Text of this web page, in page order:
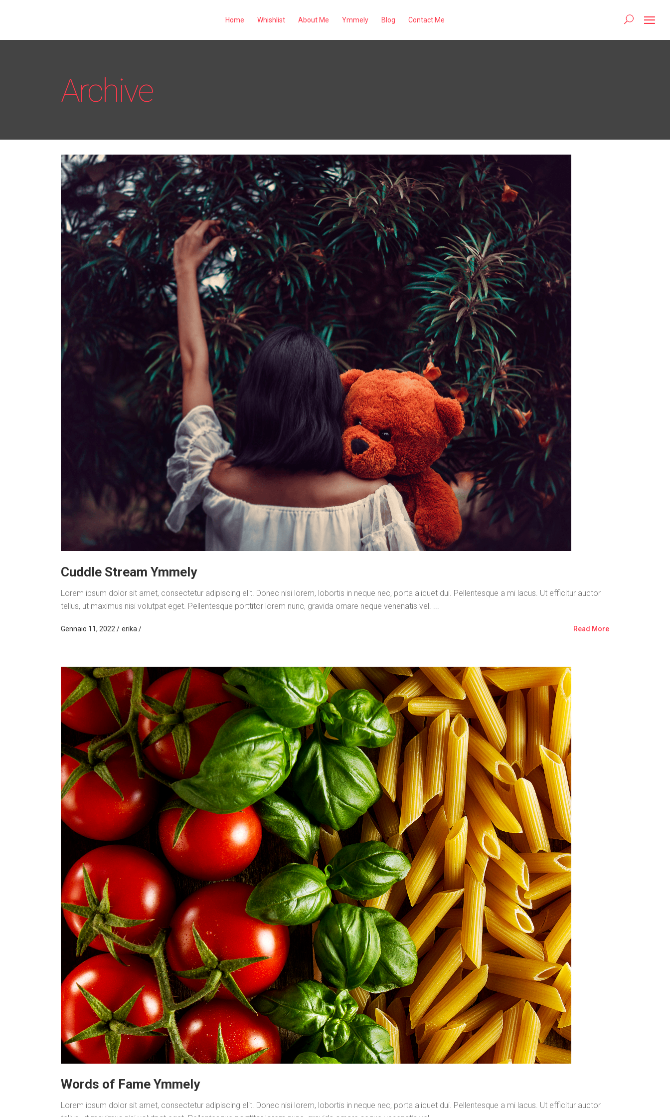
Home Whishlist About Me Ymmely Blog Contact Me
Archive
Cuddle Stream Ymmely
Lorem ipsum dolor sit amet, consectetur adipiscing elit. Donec nisi lorem, lobortis in neque nec, porta aliquet dui. Pellentesque a mi lacus. Ut efficitur auctor
tellus, ut maximus nisi volutpat eget. Pellentesque porttitor lorem nunc, gravida ornare neque venenatis vel. ...
Gennaio 11, 2022 erika Read More
Words of Fame Ymmely
Lorem ipsum dolor sit amet, consectetur adipiscing elit. Donec nisi lorem, lobortis in neque nec, porta aliquet dui. Pellentesque a mi lacus. Ut efficitur auctor